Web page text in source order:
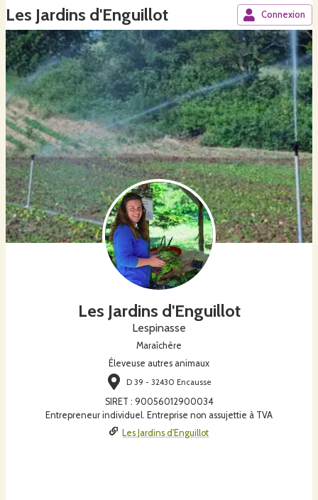
Les Jardins d'Enguillot Connexion
Les Jardins d'Enguillot
Lespinasse
Maraîchère
Éleveuse autres animaux
D 39 - 32430 Encausse
SIRET : 90056012900034
Entrepreneur individuel. Entreprise non assujettie à TVA
Les Jardins d'Enguillot